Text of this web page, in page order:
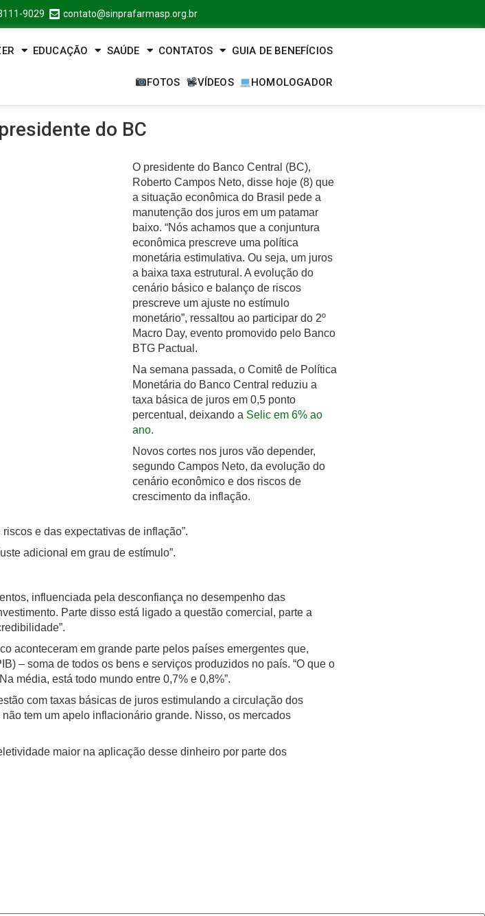
9029 contato@sinprafarmasp.org.br
EDUCAÇÃO SAÚDE CONTATOS GUIA DE BENEFÍCIOS
FOTOS VÍDEOS HOMOLOGADOR
do BC
O presidente do Banco Central (BC),
Roberto Campos Neto, disse hoje (8) que
a situação econômica do Brasil pede a
manutenção dos juros em um patamar
baixo. “Nós achamos que a conjuntura
econômica prescreve uma política
monetária estimulativa. Ou seja, um juros
a baixa taxa estrutural. A evolução do
cenário básico e balanço de riscos
prescreve um ajuste no estímulo
monetário”, ressaltou ao participar do 2º
Macro Day, evento promovido pelo Banco
BTG Pactual.
Na semana passada, o Comitê de Política
Monetária do Banco Central reduziu a
taxa básica de juros em 0,5 ponto
percentual, deixando a Selic em 6% ao
ano.
Novos cortes nos juros vão depender,
segundo Campos Neto, da evolução do
cenário econômico e dos riscos de
crescimento da inflação.
e das expectativas de inflação”.
adicional em grau de estímulo”.
influenciada pela desconfiança no desempenho das
Parte disso está ligado a questão comercial, parte a
aconteceram em grande parte pelos países emergentes que,
– soma de todos os bens e serviços produzidos no país. “O que o
média, está todo mundo entre 0,7% e 0,8%”.
com taxas básicas de juros estimulando a circulação dos
tem um apelo inflacionário grande. Nisso, os mercados
maior na aplicação desse dinheiro por parte dos